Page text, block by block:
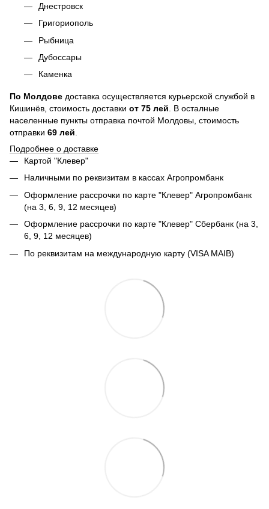
Днестровск
Григориополь
Рыбница
Дубоссары
Каменка
По Молдове доставка осуществляется курьерской службой в
Кишинёв, стоимость доставки от 75 лей . В осталные
населенные пункты отправка почтой Молдовы, стоимость
отправки 69 лей
Подробнее о доставке
Картой "Клевер"
Наличными по реквизитам в кассах Агропромбанк
Оформление рассрочки по карте "Клевер" Агропромбанк
(на 3, 6, 9, 12 месяцев)
Оформление рассрочки по карте "Клевер" Сбербанк (на 3,
6, 9, 12 месяцев)
По реквизитам на международную карту (VISA MAIB)